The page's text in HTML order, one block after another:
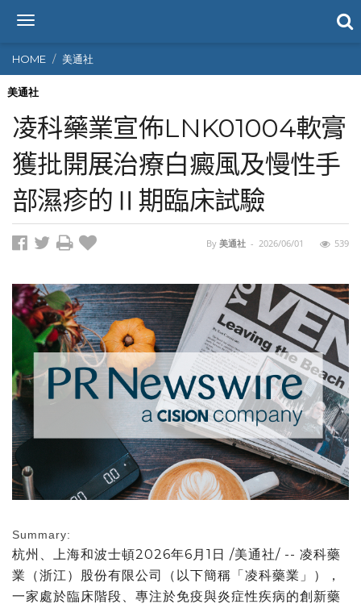
T
g
g
l
n
a
v
i
g
t
HOME 美通社
美通社
凌科藥業宣佈LNK01004軟膏
獲批開展治療白癜風及慢性手
部濕疹的Ⅱ期臨床試驗
By 美通社 - 2026/06/01 539
Summary:
杭州、上海和波士頓2026年6月1日 /美通社/ -- 凌科藥
業（浙江）股份有限公司（以下簡稱「凌科藥業」），
一家處於臨床階段、專注於免疫與炎症性疾病的創新藥